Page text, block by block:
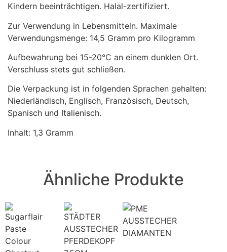
Kindern beeinträchtigen. Halal-zertifiziert.
Zur Verwendung in Lebensmitteln. Maximale
Verwendungsmenge: 14,5 Gramm pro Kilogramm
Aufbewahrung bei 15-20°C an einem dunklen Ort.
Verschluss stets gut schließen.
Die Verpackung ist in folgenden Sprachen gehalten:
Niederländisch, Englisch, Französisch, Deutsch,
Spanisch und Italienisch.
Inhalt: 1,3 Gramm
Ähnliche Produkte